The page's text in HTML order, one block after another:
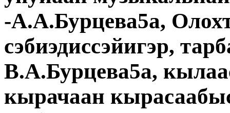
-А.А.Бурцева5а,
сэбиэдиссэйигэр,
В.А.Бурцева5а,
кырачаан